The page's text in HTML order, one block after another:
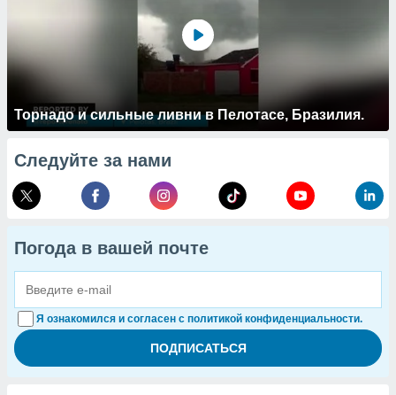
Торнадо и сильные ливни в Пелотасе, Бразилия.
Следуйте за нами
Погода в вашей почте
Я ознакомился и согласен с политикой конфиденциальности.